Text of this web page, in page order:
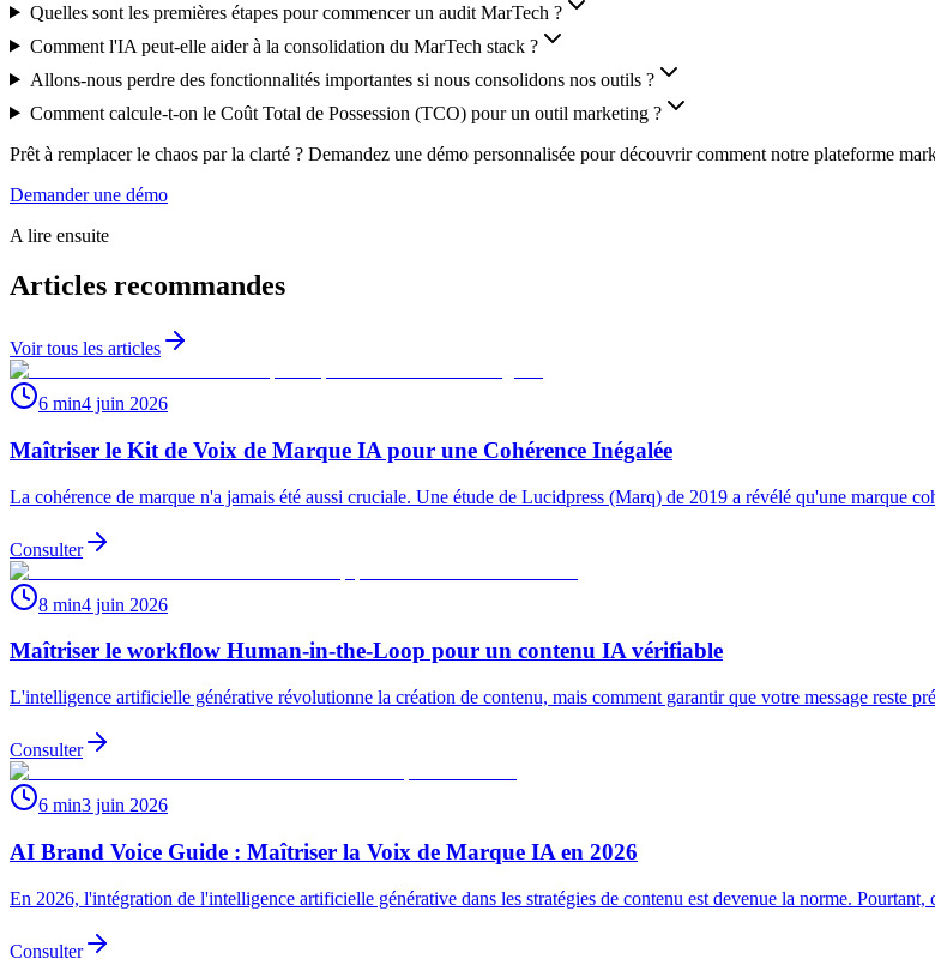
Quelles sont les premières étapes pour commencer un audit MarTech ?
Comment l'IA peut-elle aider à la consolidation du MarTech stack ?
Allons-nous perdre des fonctionnalités importantes si nous consolidons nos outils ?
Comment calcule-t-on le Coût Total de Possession (TCO) pour un outil marketing ?
Prêt à remplacer le chaos par la clarté ? Demandez une démo personnalisée pour découvrir comment notre plateforme
Demander une démo
A lire ensuite
Articles recommandes
Voir tous les articles
6 min4 juin 2026
Maîtriser le Kit de Voix de Marque IA pour une Cohérence Inégalée
La cohérence de marque n'a jamais été aussi cruciale. Une étude de Lucidpress (Marq) de 2019 a révélé qu'une marque
Consulter
8 min4 juin 2026
Maîtriser le workflow Human-in-the-Loop pour un contenu IA vérifiable
L'intelligence artificielle générative révolutionne la création de contenu, mais comment garantir que votre message reste
Consulter
6 min3 juin 2026
AI Brand Voice Guide : Maîtriser la Voix de Marque IA en 2026
En 2026, l'intégration de l'intelligence artificielle générative dans les stratégies de contenu est devenue la norme.
Consulter